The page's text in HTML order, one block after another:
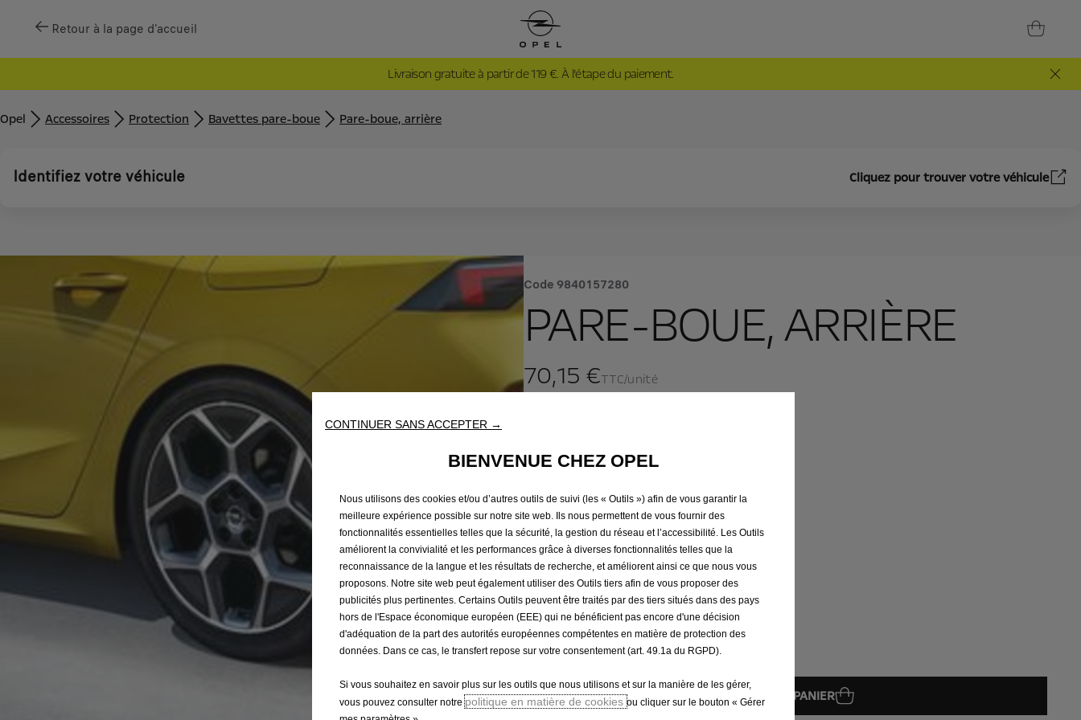
Retour à la page d'accueil
Livraison gratuite à partir de 119 €. À l’étape du paiement.
Opel Accessoires Protection Bavettes pare-boue Pare-boue, arrière
Identifiez votre véhicule Cliquez pour trouver votre véhicule
Code 9840157280
PARE-BOUE, ARRIÈRE
70,15 €
c
i
s
7
0
,
5
€
T
C
/
TTC/unité
Q
u
n
t
i
t
y
u
p
d
t
e
AJOUTER AU PANIER
CONTINUER SANS ACCEPTER →
BIENVENUE CHEZ OPEL
Nous utilisons des cookies et/ou d’autres outils de suivi (les « Outils ») afin de vous garantir la
meilleure expérience possible sur notre site web. Ils nous permettent de vous fournir des
fonctionnalités essentielles telles que la sécurité, la gestion du réseau et l’accessibilité. Les Outils
améliorent la convivialité et les performances grâce à diverses fonctionnalités telles que la
reconnaissance de la langue et les résultats de recherche, et améliorent ainsi ce que nous vous
proposons. Notre site web peut également utiliser des Outils tiers afin de vous proposer des
publicités plus pertinentes. Certains Outils peuvent être traités par des tiers situés dans des pays
hors de l'Espace économique européen (EEE) qui ne bénéficient pas encore d'une décision
d'adéquation de la part des autorités européennes compétentes en matière de protection des
données. Dans ce cas, le transfert repose sur votre consentement (art. 49.1a du RGPD).
Si vous souhaitez en savoir plus sur les outils que nous utilisons et sur la manière de les gérer,
vous pouvez consulter notrepolitique en matière de cookies ou cliquer sur le bouton « Gérer